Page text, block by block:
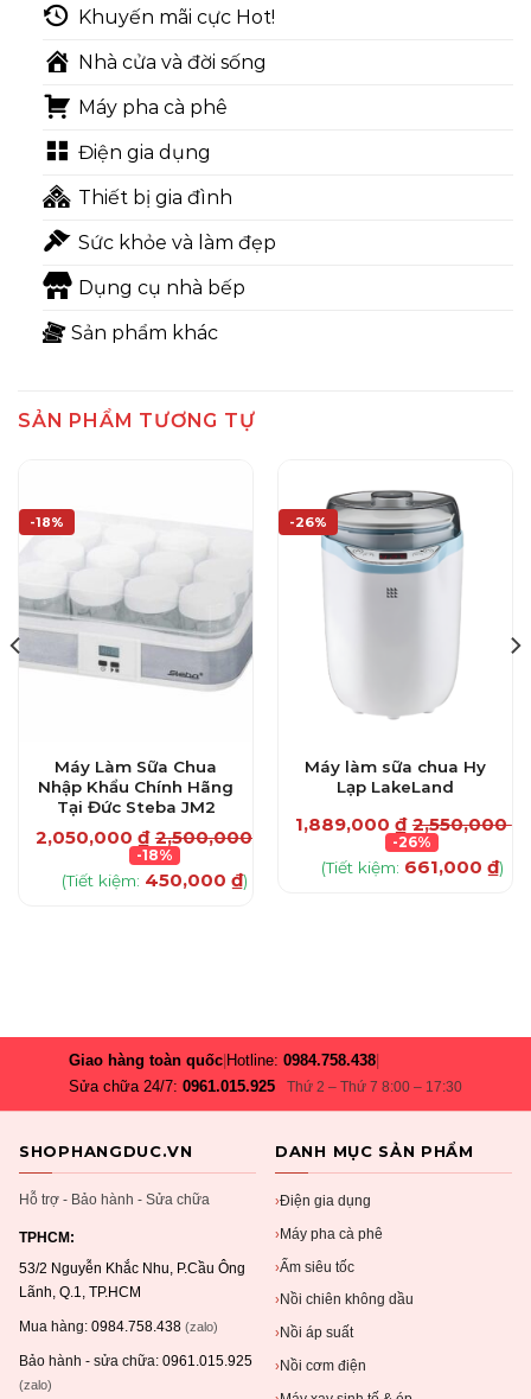
Khuyến mãi cực Hot!
Nhà cửa và đời sống
Máy pha cà phê
Điện gia dụng
Thiết bị gia đình
Sức khỏe và làm đẹp
Dụng cụ nhà bếp
Sản phẩm khác
SẢN PHẨM TƯƠNG TỰ
-18%
Máy Làm Sữa Chua
Nhập Khẩu Chính Hãng
Tại Đức Steba JM2
2,050,000 ₫ 2,500,000
-18%
(Tiết kiệm: 450,000₫)
-26%
Máy làm sữa chua Hy
Lạp LakeLand
1,889,000 ₫ 2,550,000₫
-26%
(Tiết kiệm: 661,000 ₫)
Giao hàng toàn quốc Hotline:0984.758.438
Sửa chữa 24/7:0961.015.925 Thứ 2 – Thứ 7 8:00 – 17:30
SHOPHANGDUC.VN
Hỗ trợ - Bảo hành - Sửa chữa
TPHCM:
53/2 Nguyễn Khắc Nhu, P.Cầu Ông
Lãnh, Q.1, TP.HCM
Mua hàng: 0984.758.438 (zalo)
Bảo hành - sửa chữa: 0961.015.925
(zalo)
DANH MỤC SẢN PHẨM
›Điện gia dụng
›Máy pha cà phê
›Ấm siêu tốc
› Nồi chiên không dầu
› Nồi áp suất
› Nồi cơm điện